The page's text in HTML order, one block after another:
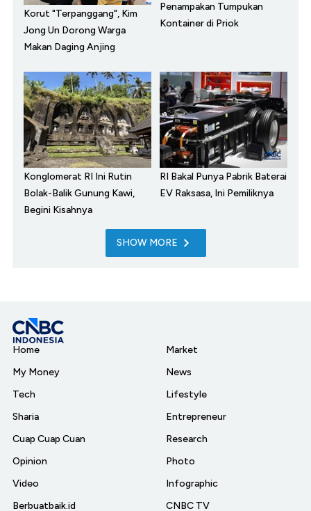
Korut "Terpanggang", Kim
Jong Un Dorong Warga
Makan Daging Anjing
Penampakan Tumpukan
Kontainer di Priok
Konglomerat RI Ini Rutin
Bolak-Balik Gunung Kawi,
Begini Kisahnya
RI Bakal Punya Pabrik Baterai
EV Raksasa, Ini Pemiliknya
SHOW MORE
Home
My Money
Tech
Sharia
Cuap Cuap Cuan
Opinion
Video
Berbuatbaik.id
Market
News
Lifestyle
Entrepreneur
Research
Photo
Infographic
CNBC TV